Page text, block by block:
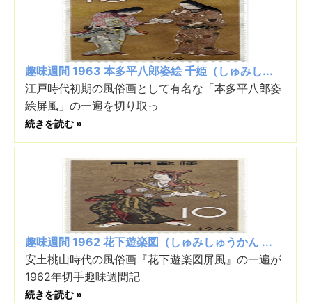
趣味週間 1963 本多平八郎姿絵 千姫（しゅみし...
江戸時代初期の風俗画として有名な「本多平八郎姿
絵屏風」の一遍を切り取っ
続きを読む »
趣味週間 1962 花下遊楽図（しゅみしゅうかん ...
安土桃山時代の風俗画『花下遊楽図屏風』の一遍が
1962年切手趣味週間記
続きを読む »